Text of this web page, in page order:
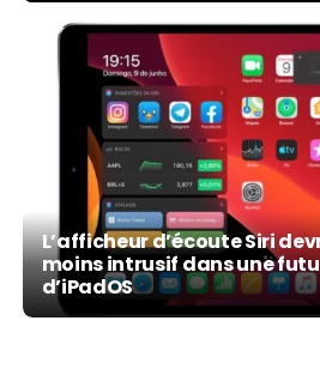
L’afficheur d’écoute Siri
moins intrusif dans une
d’iPadOS